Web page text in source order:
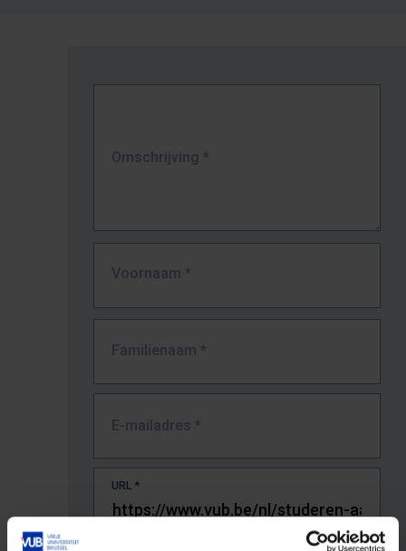
Omschrijving *
Voornaam *
Familienaam *
E-mailadres *
URL *
De volledige URL van de pagina waar je de fout zag.